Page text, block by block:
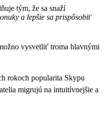
tým, že sa snaží
a lepšie sa prispôsobiť
vysvetliť troma hlavnými
rokoch popularita Skypu
migrujú na intuitívnejšie a